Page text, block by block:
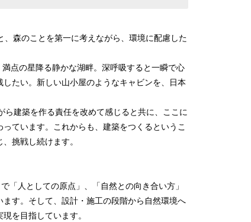
、森のことを第一に考えながら、環境に配慮した
点の星降る静かな湖畔。深呼吸すると一瞬で心
たい。新しい山小屋のようなキャビンを、日本
ら建築を作る責任を改めて感じると共に、ここに
ています。これからも、建築をつくるというこ
挑戦し続けます。
「人としての原点」、「自然との向き合い方」
す。そして、設計・施工の段階から自然環境へ
を目指しています。